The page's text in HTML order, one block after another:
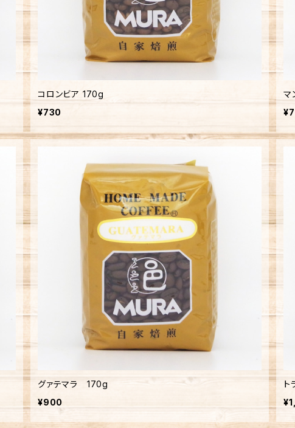
コロンビア 170g
¥730
マ
グァテマラ 170g
¥900
ト